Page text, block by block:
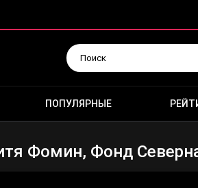
ПОПУЛЯРНЫЕ
Фомин, Фонд